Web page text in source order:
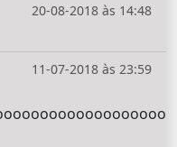
20-08-2018 às 14:48
11-07-2018 às 23:59